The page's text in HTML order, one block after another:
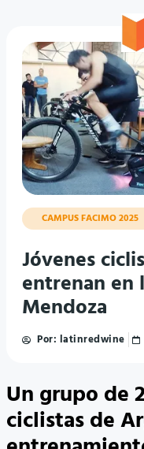
CAMPUS FACIMO 2025
Jóvenes
entrenan en
Mendoza
Por: latinredwine
Un grupo de
ciclistas de